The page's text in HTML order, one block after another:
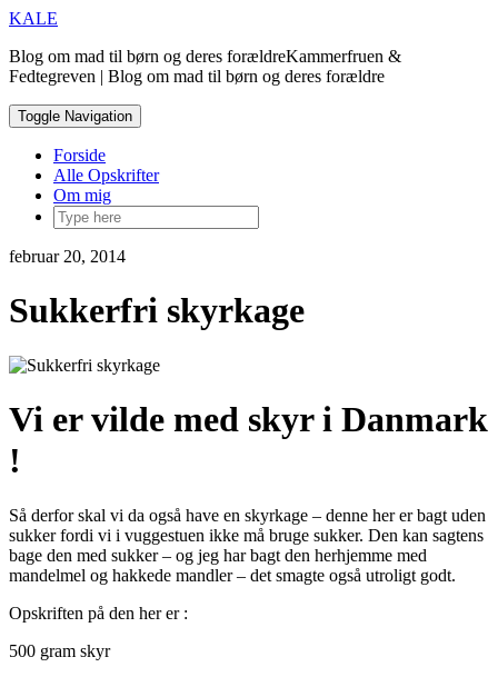
Skip
content
KALE
Blog om mad til børn og deres forældreKammerfruen &
Fedtegreven | Blog om mad til børn og deres forældre
Toggle Navigation
Forside
Alle Opskrifter
Om mig
februar 20, 2014
Sukkerfri skyrkage
Vi er vilde med skyr i Danmark
!
Så derfor skal vi da også have en skyrkage – denne her er bagt uden
sukker fordi vi i vuggestuen ikke må bruge sukker. Den kan sagtens
bage den med sukker – og jeg har bagt den herhjemme med
mandelmel og hakkede mandler – det smagte også utroligt godt.
Opskriften på den her er :
500 gram skyr